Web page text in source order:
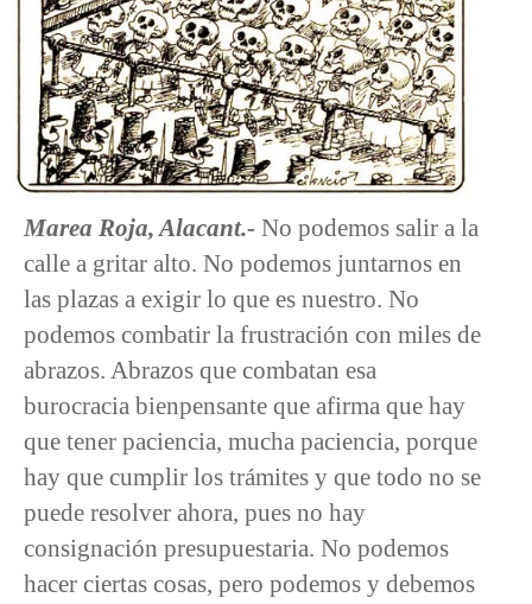
Marea Roja, Alacant.- No podemos salir a la
calle a gritar alto. No podemos juntarnos en
las plazas a exigir lo que es nuestro. No
podemos combatir la frustración con miles de
abrazos. Abrazos que combatan esa
burocracia bienpensante que afirma que hay
que tener paciencia, mucha paciencia, porque
hay que cumplir los trámites y que todo no se
puede resolver ahora, pues no hay
consignación presupuestaria. No podemos
hacer ciertas cosas, pero podemos y debemos